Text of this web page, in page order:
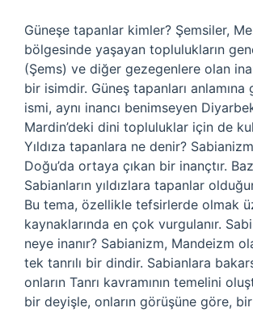
Güneşe tapanlar kimler? Şemsiler,
bölgesinde yaşayan toplulukların
(Şems) ve diğer gezegenlere olan
bir isimdir. Güneş tapanları anlamına
ismi, aynı inancı benimseyen
Mardin’deki dini topluluklar için de
Yıldıza tapanlara ne denir?
Doğu’da ortaya çıkan bir inançtır.
Sabianların yıldızlara tapanlar
Bu tema, özellikle tefsirlerde olmak
kaynaklarında en çok vurgulanır.
neye inanır? Sabianizm, Mandeizm
tek tanrılı bir dindir. Sabianlara
onların Tanrı kavramının temelini
bir deyişle, onların görüşüne göre, bir